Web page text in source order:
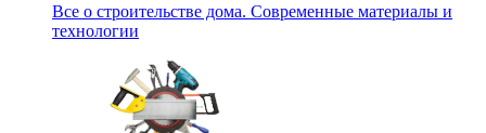
Все о строительстве дома. Современные материалы и
технологии